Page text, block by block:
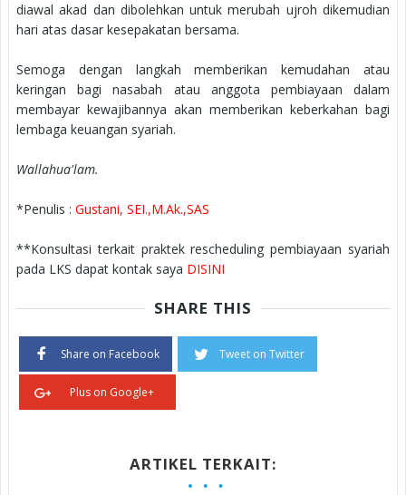
diawal akad dan dibolehkan untuk merubah ujroh dikemudian
hari atas dasar kesepakatan bersama.
Semoga dengan langkah memberikan kemudahan atau
keringan bagi nasabah atau anggota pembiayaan dalam
membayar kewajibannya akan memberikan keberkahan bagi
lembaga keuangan syariah.
Wallahua'lam.
*Penulis : Gustani, SEI.,M.Ak.,SAS
**Konsultasi terkait praktek rescheduling pembiayaan syariah
pada LKS dapat kontak saya DISINI
SHARE THIS
Share on Facebook Tweet on Twitter
Plus on Google+
ARTIKEL TERKAIT: